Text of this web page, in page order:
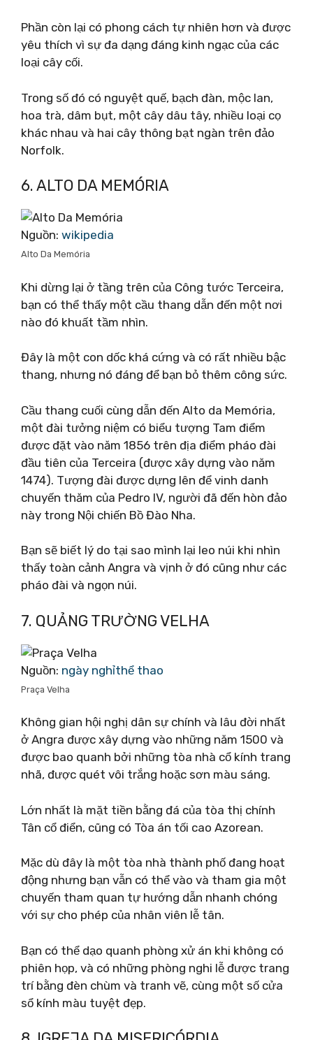
Phần còn lại có phong cách tự nhiên hơn và được
yêu thích vì sự đa dạng đáng kinh ngạc của các
loại cây cối.
Trong số đó có nguyệt quế, bạch đàn, mộc lan,
hoa trà, dâm bụt, một cây dâu tây, nhiều loại cọ
khác nhau và hai cây thông bạt ngàn trên đảo
Norfolk.
6. ALTO DA MEMÓRIA
Nguồn: wikipedia
Alto Da Memória
Khi dừng lại ở tầng trên của Công tước Terceira,
bạn có thể thấy một cầu thang dẫn đến một nơi
nào đó khuất tầm nhìn.
Đây là một con dốc khá cứng và có rất nhiều bậc
thang, nhưng nó đáng để bạn bỏ thêm công sức.
Cầu thang cuối cùng dẫn đến Alto da Memória,
một đài tưởng niệm có biểu tượng Tam điểm
được đặt vào năm 1856 trên địa điểm pháo đài
đầu tiên của Terceira (được xây dựng vào năm
1474). Tượng đài được dựng lên để vinh danh
chuyến thăm của Pedro IV, người đã đến hòn đảo
này trong Nội chiến Bồ Đào Nha.
Bạn sẽ biết lý do tại sao mình lại leo núi khi nhìn
thấy toàn cảnh Angra và vịnh ở đó cũng như các
pháo đài và ngọn núi.
7. QUẢNG TRƯỜNG VELHA
Nguồn: ngày nghỉthể thao
Praça Velha
Không gian hội nghị dân sự chính và lâu đời nhất
ở Angra được xây dựng vào những năm 1500 và
được bao quanh bởi những tòa nhà cổ kính trang
nhã, được quét vôi trắng hoặc sơn màu sáng.
Lớn nhất là mặt tiền bằng đá của tòa thị chính
Tân cổ điển, cũng có Tòa án tối cao Azorean.
Mặc dù đây là một tòa nhà thành phố đang hoạt
động nhưng bạn vẫn có thể vào và tham gia một
chuyến tham quan tự hướng dẫn nhanh chóng
với sự cho phép của nhân viên lễ tân.
Bạn có thể dạo quanh phòng xử án khi không có
phiên họp, và có những phòng nghi lễ được trang
trí bằng đèn chùm và tranh vẽ, cùng một số cửa
sổ kính màu tuyệt đẹp.